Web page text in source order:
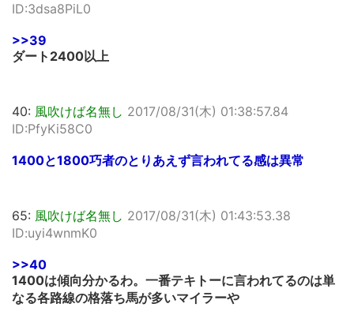
ID:3dsa8PiL0
>>39
ダート2400以上
40: 風吹けば名無し 2017/08/31(木) 01:38:57.84
ID:PfyKi58C0
1400と1800巧者のとりあえず言われてる感は異常
65: 風吹けば名無し 2017/08/31(木) 01:43:53.38
ID:uyi4wnmK0
>>40
1400は傾向分かるわ。一番テキトーに言われてるのは単
なる各路線の格落ち馬が多いマイラーや